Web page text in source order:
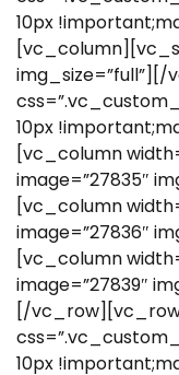
10px
10px
[vc_column
image=”27835″
[vc_column
image=”27836″
[vc_column
image=”27839″
[/
10px